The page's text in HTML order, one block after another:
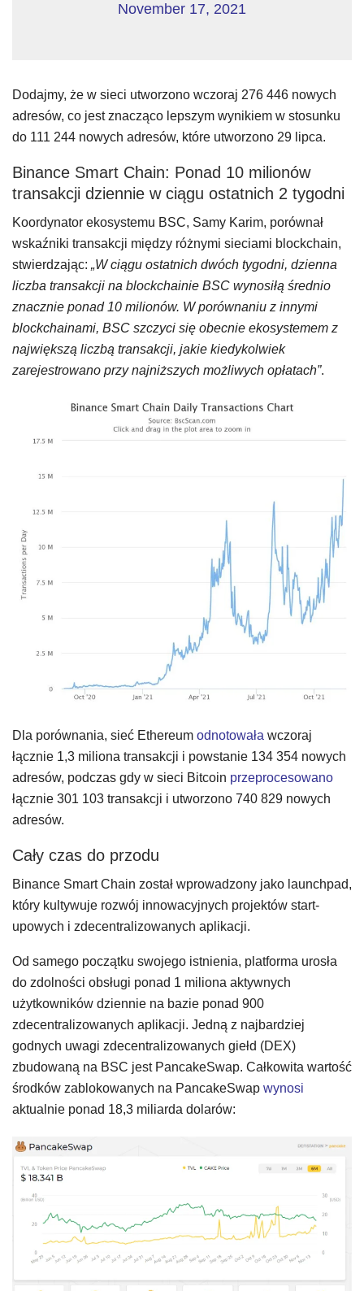
November 17, 2021
Dodajmy, że w sieci utworzono wczoraj 276 446 nowych
adresów, co jest znacząco lepszym wynikiem w stosunku
do 111 244 nowych adresów, które utworzono 29 lipca.
Binance Smart Chain: Ponad 10 milionów
transakcji dziennie w ciągu ostatnich 2 tygodni
Koordynator ekosystemu BSC, Samy Karim, porównał
wskaźniki transakcji między różnymi sieciami blockchain,
stwierdzając: „W ciągu ostatnich dwóch tygodni, dzienna
liczba transakcji na blockchainie BSC wynosiłą średnio
znacznie ponad 10 milionów. W porównaniu z innymi
blockchainami, BSC szczyci się obecnie ekosystemem z
największą liczbą transakcji, jakie kiedykolwiek
zarejestrowano przy najniższych możliwych opłatach”.
Dla porównania, sieć Ethereum odnotowała wczoraj
łącznie 1,3 miliona transakcji i powstanie 134 354 nowych
adresów, podczas gdy w sieci Bitcoin przeprocesowano
łącznie 301 103 transakcji i utworzono 740 829 nowych
adresów.
Cały czas do przodu
Binance Smart Chain został wprowadzony jako launchpad,
który kultywuje rozwój innowacyjnych projektów start-
upowych i zdecentralizowanych aplikacji.
Od samego początku swojego istnienia, platforma urosła
do zdolności obsługi ponad 1 miliona aktywnych
użytkowników dziennie na bazie ponad 900
zdecentralizowanych aplikacji. Jedną z najbardziej
godnych uwagi zdecentralizowanych giełd (DEX)
zbudowaną na BSC jest PancakeSwap. Całkowita wartość
środków zablokowanych na PancakeSwap wynosi
aktualnie ponad 18,3 miliarda dolarów: